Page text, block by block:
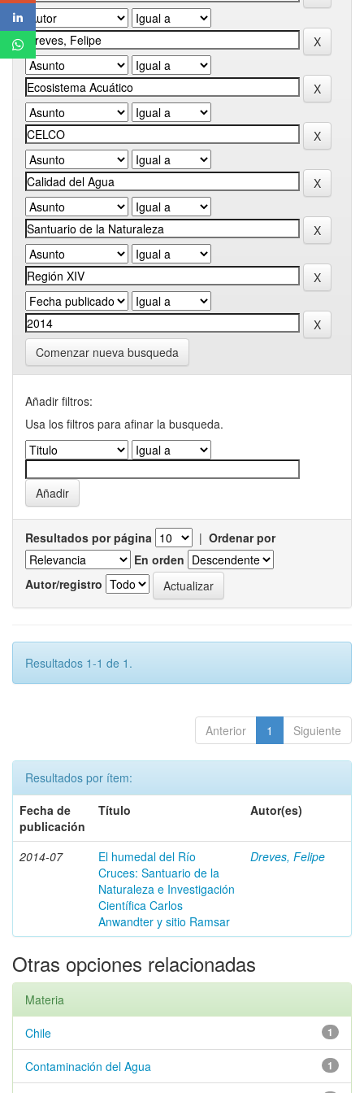
Comenzar nueva busqueda
Añadir filtros:
Usa los filtros para afinar la busqueda.
Resultados por página | Ordenar por
En orden
Autor/registro
Resultados 1-1 de 1.
Anterior 1 Siguiente
Resultados por ítem:
Fecha de
publicación
Título Autor(es)
2014-07
El humedal del Río
Cruces: Santuario de la
Naturaleza e Investigación
Científica Carlos
Anwandter y sitio Ramsar
Dreves, Felipe
Otras opciones relacionadas
Materia
1
Chile
1
Contaminación del Agua